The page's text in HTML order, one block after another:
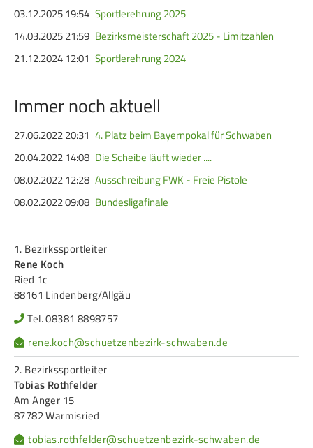
03.12.2025 19:54 Sportlerehrung 2025
14.03.2025 21:59 Bezirksmeisterschaft 2025 - Limitzahlen
21.12.2024 12:01 Sportlerehrung 2024
Immer noch aktuell
27.06.2022 20:31 4. Platz beim Bayernpokal für Schwaben
20.04.2022 14:08 Die Scheibe läuft wieder ....
08.02.2022 12:28 Ausschreibung FWK - Freie Pistole
08.02.2022 09:08 Bundesligafinale
1. Bezirkssportleiter
Rene Koch
Ried 1c
88161 Lindenberg/Allgäu
Tel. 08381 8898757
rene.koch@schuetzenbezirk-schwaben.de
2. Bezirkssportleiter
Tobias Rothfelder
Am Anger 15
87782 Warmisried
tobias.rothfelder@schuetzenbezirk-schwaben.de
SPORT
Bogen
Kader
RWK
JUGEND
Lichtgewehre
Damen im Schützensport
Bezirkspokal
Frauen Ü40
Navigation
überspringen
Datenschutz Impressum
Formulare